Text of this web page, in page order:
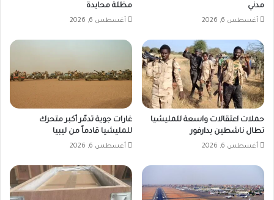
مدني
أغسطس 6, 2026
مظلة محايدة
أغسطس 6, 2026
حملات اعتقالات واسعة للمليشيا
تطال ناشطين بدارفور
أغسطس 6, 2026
غارات جوية تدمّر أكبر متحرك
للمليشيا قادماً من ليبيا
أغسطس 6, 2026